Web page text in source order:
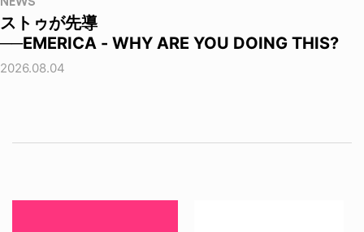
ストゥが先導
──EMERICA - WHY ARE YOU DOING THIS?
2026.08.04